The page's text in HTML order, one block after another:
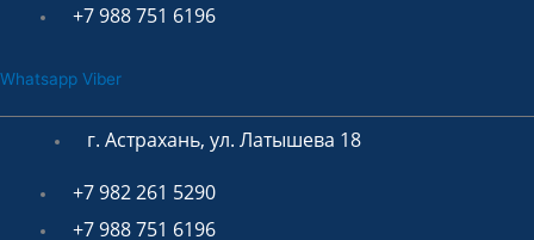
+7 988 751 6196
Whatsapp Viber
г. Астрахань, ул. Латышева 18
+7 982 261 5290
+7 988 751 6196